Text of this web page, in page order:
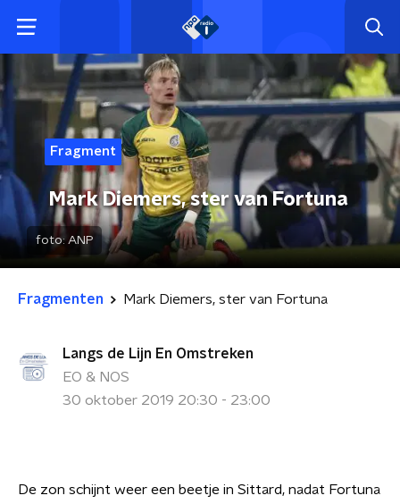
Fragment
Mark Diemers, ster van Fortuna
foto:ANP
Fragmenten Mark Diemers, ster van Fortuna
Langs de Lijn En Omstreken
EO & NOS
30 oktober 2019 20:30 - 23:00
De zon schijnt weer een beetje in Sittard, nadat Fortuna